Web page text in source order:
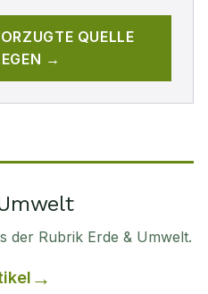
QUELLE
→
der Rubrik Erde & Umwelt.